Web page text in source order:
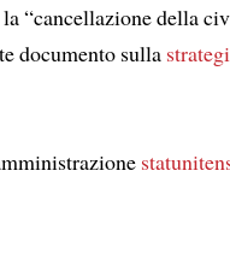
“cancellazione della
documento sulla